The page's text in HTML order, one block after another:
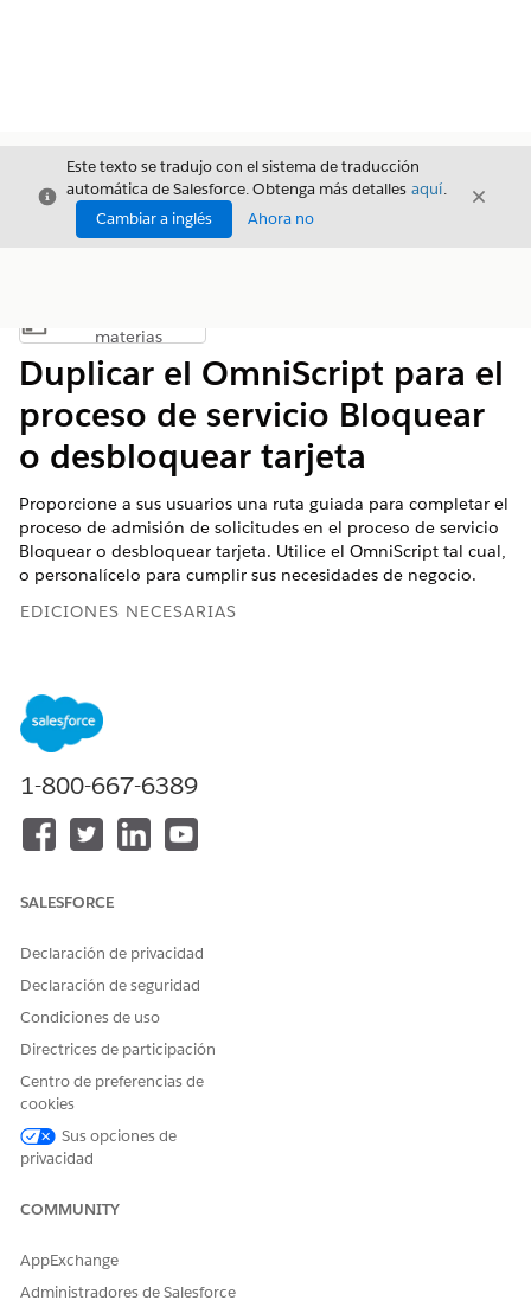
Cerrar
Este texto se tradujo con el sistema de traducción
automática de Salesforce. Obtenga más detalles aquí.
Cambiar a inglés
Ahora no
Cerrar
Mostrar índice de materias
materias
Duplicar el OmniScript para el
proceso de servicio Bloquear
o desbloquear tarjeta
Proporcione a sus usuarios una ruta guiada para completar el
proceso de admisión de solicitudes en el proceso de servicio
Bloquear o desbloquear tarjeta. Utilice el OmniScript tal cual,
o personalícelo para cumplir sus necesidades de negocio.
EDICIONES NECESARIAS
Disponible en: Ediciones
Unlimited
PERMISOS DE USUARIO NECESARIOS
Para duplicar el OmniScript
Bloquear o desbloquear
OmniScripts
.
Espere unos instantes a que aparezca la vista de lista
OmniScripts.
SeleccioneFSCRtl/LockUnlockCard
Haga clic enNueva versión
1-800-667-6389
SALESFORCE
Declaración de privacidad
Declaración de seguridad
Condiciones de uso
Directrices de participación
Centro de preferencias de
cookies
Sus opciones de
privacidad
COMMUNITY
AppExchange
Administradores de Salesforce